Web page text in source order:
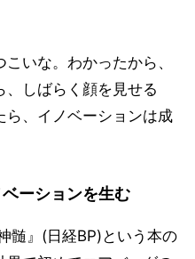
いな。わかったから、
、しばらく顔を見せる
ら、イノベーションは成
ーションを生む
髄』(日経BP)という本の